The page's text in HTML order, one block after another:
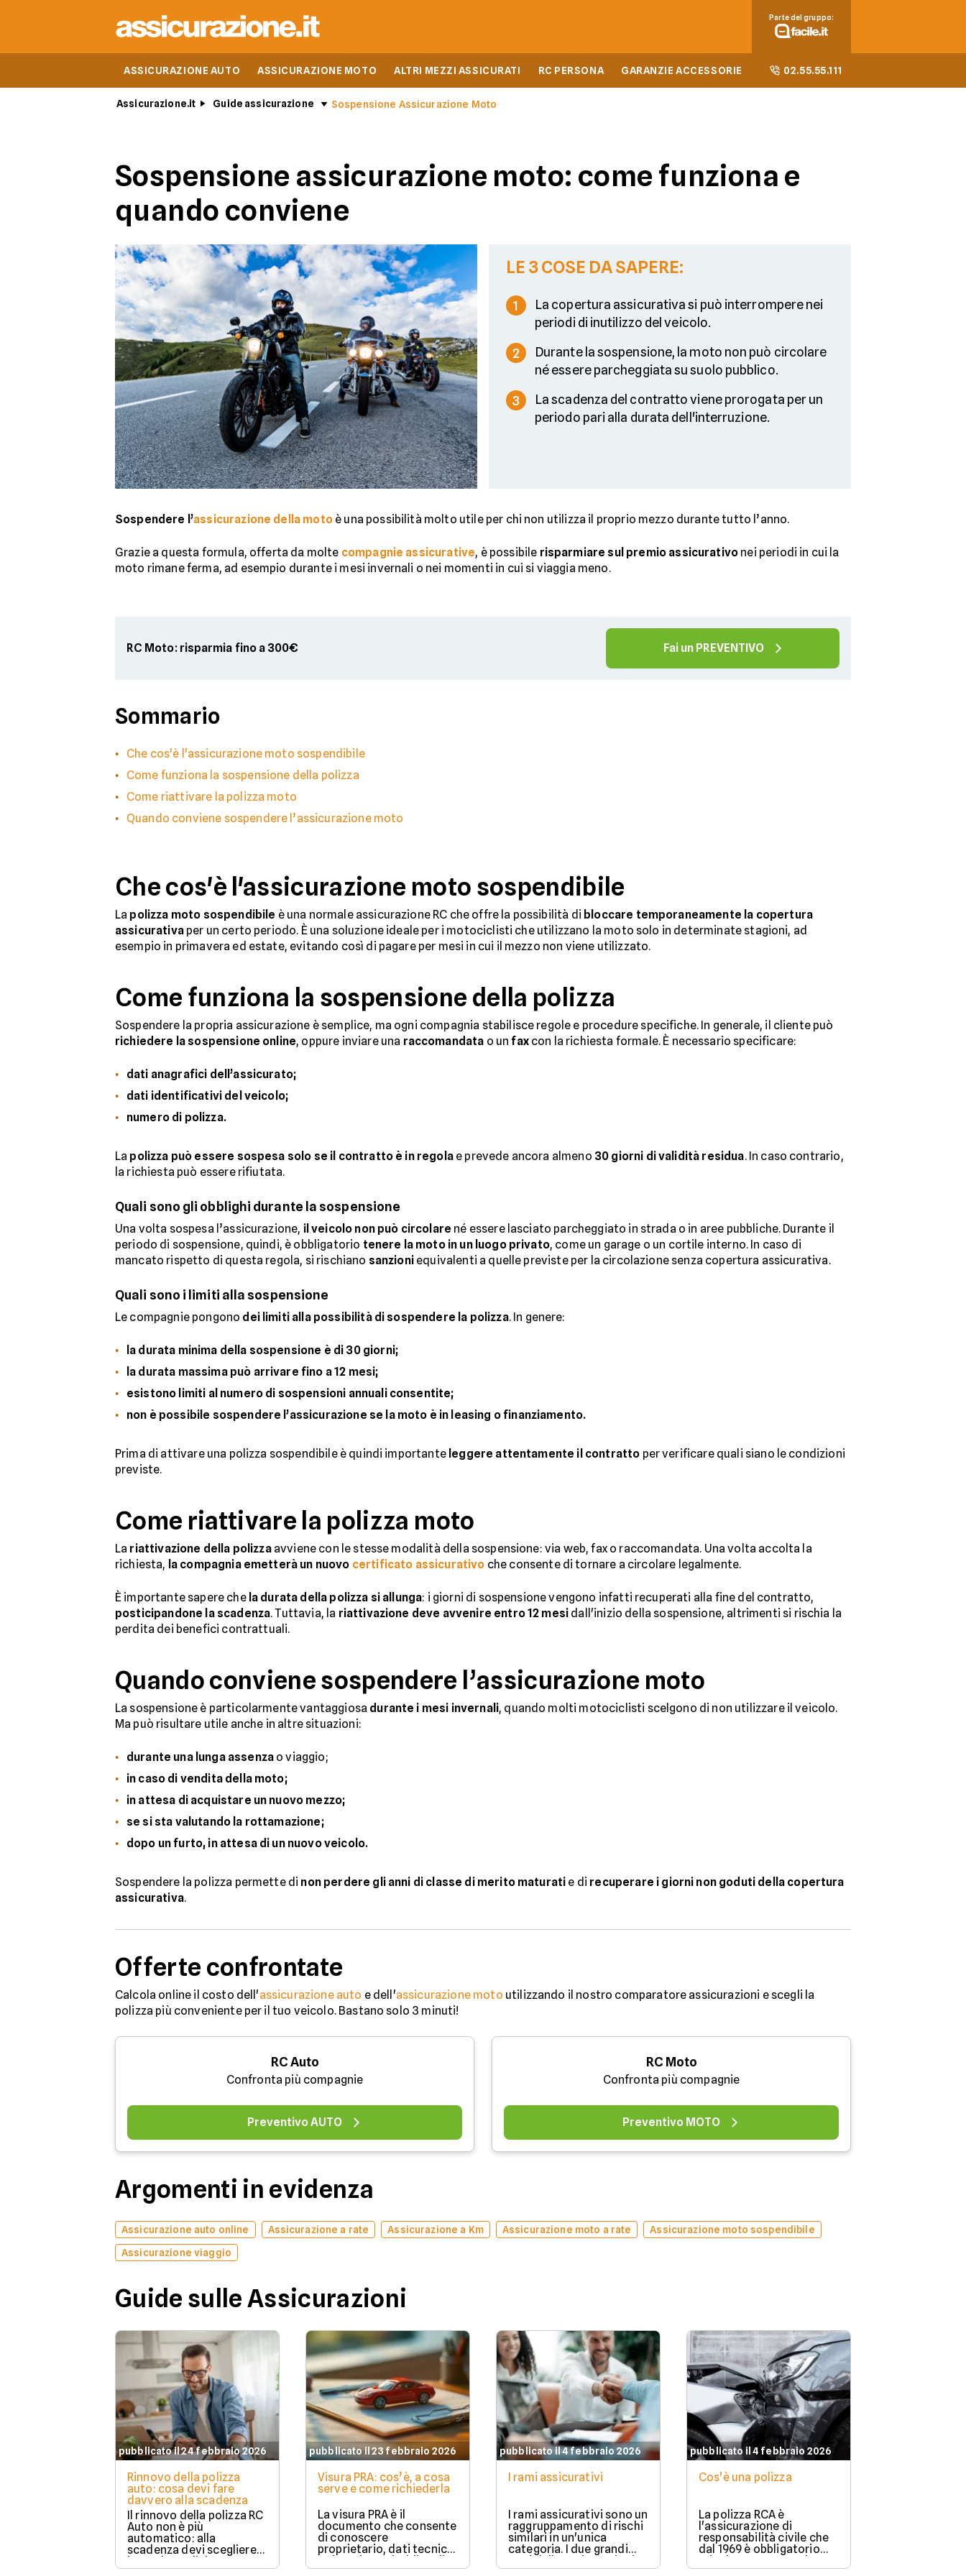
ASSICURAZIONE AUTO ASSICURAZIONE MOTO ALTRI MEZZI ASSICURATI RC PERSONA GARANZIE ACCESSORIE 02.55.55.111
Parte del gruppo:
Assicurazione.it Guide assicurazione Sospensione Assicurazione Moto
Sospensione assicurazione moto: come funziona e
quando conviene
LE 3 COSE DA SAPERE:
1
La copertura assicurativa si può interrompere nei
periodi di inutilizzo del veicolo.
2
Durante la sospensione, la moto non può circolare
né essere parcheggiata su suolo pubblico.
3
La scadenza del contratto viene prorogata per un
periodo pari alla durata dell'interruzione.
Sospendere l’assicurazione della motoè una possibilità molto utile per chi non utilizza il proprio mezzo durante tutto l’anno.
Grazie a questa formula, offerta da molte compagnie assicurative, è possibile risparmiare sul premio assicurativo nei periodi in cui la
moto rimane ferma, ad esempio durante i mesi invernali o nei momenti in cui si viaggia meno.
RC Moto: risparmia fino a 300€ Fai un PREVENTIVO
Sommario
Che cos'è l'assicurazione moto sospendibile
Come funziona la sospensione della polizza
Come riattivare la polizza moto
Quando conviene sospendere l’assicurazione moto
Che cos'è l'assicurazione moto sospendibile
La polizza moto sospendibile è una normale assicurazione RC che offre la possibilità di bloccare temporaneamente la copertura
assicurativaper un certo periodo. È una soluzione ideale per i motociclisti che utilizzano la moto solo in determinate stagioni, ad
esempio in primavera ed estate, evitando così di pagare per mesi in cui il mezzo non viene utilizzato.
Come funziona la sospensione della polizza
Sospendere la propria assicurazione è semplice, ma ogni compagnia stabilisce regole e procedure specifiche. In generale, il cliente può
richiedere la sospensione online, oppure inviare una raccomandata o unfaxcon la richiesta formale. È necessario specificare:
dati anagrafici dell’assicurato;
dati identificativi del veicolo;
numero di polizza.
La polizza può essere sospesa solo se il contratto è in regolae prevede ancora almeno 30 giorni di validità residua. In caso contrario,
la richiesta può essere rifiutata.
Quali sono gli obblighi durante la sospensione
Una volta sospesa l’assicurazione, il veicolo non può circolare né essere lasciato parcheggiato in strada o in aree pubbliche. Durante il
periodo di sospensione, quindi, è obbligatorio tenere la moto in un luogo privato, come un garage o un cortile interno. In caso di
mancato rispetto di questa regola, si rischiano sanzioniequivalenti a quelle previste per la circolazione senza copertura assicurativa.
Quali sono i limiti alla sospensione
Le compagnie pongono dei limiti alla possibilità di sospendere la polizza. In genere:
la durata minima della sospensione è di 30 giorni;
la durata massima può arrivare fino a 12 mesi;
esistono limiti al numero di sospensioni annuali consentite;
non è possibile sospendere l’assicurazione se la moto è in leasing o finanziamento.
Prima di attivare una polizza sospendibile è quindi importante leggere attentamente il contratto per verificare quali siano le condizioni
previste.
Come riattivare la polizza moto
La riattivazione della polizzaavviene con le stesse modalità della sospensione: via web, fax o raccomandata. Una volta accolta la
richiesta, la compagnia emetterà un nuovo certificato assicurativo che consente di tornare a circolare legalmente.
È importante sapere che la durata della polizza si allunga: i giorni di sospensione vengono infatti recuperati alla fine del contratto,
posticipandone la scadenza. Tuttavia, la riattivazione deve avvenire entro 12 mesi dall'inizio della sospensione, altrimenti si rischia la
perdita dei benefici contrattuali.
Quando conviene sospendere l’assicurazione moto
La sospensione è particolarmente vantaggiosa durante i mesi invernali, quando molti motociclisti scelgono di non utilizzare il veicolo.
Ma può risultare utile anche in altre situazioni:
durante una lunga assenza o viaggio;
in caso di vendita della moto;
in attesa di acquistare un nuovo mezzo;
se si sta valutando la rottamazione;
dopo un furto, in attesa di un nuovo veicolo.
Sospendere la polizza permette di non perdere gli anni di classe di merito maturati e di recuperare i giorni non goduti della copertura
assicurativa.
Offerte confrontate
Calcola online il costo dell'assicurazione auto e dell'assicurazione moto utilizzando il nostro comparatore assicurazioni e scegli la
polizza più conveniente per il tuo veicolo. Bastano solo 3 minuti!
RC Auto
Confronta più compagnie
Preventivo AUTO
RC Moto
Confronta più compagnie
Preventivo MOTO
Argomenti in evidenza
Assicurazione auto online Assicurazione a rate Assicurazione a Km Assicurazione moto a rate
Assicurazione moto sospendibile
Assicurazione viaggio
Guide sulle Assicurazioni
pubblicato il 24 febbraio 2026
Rinnovo della polizza
auto: cosa devi fare
davvero alla scadenza
Il rinnovo della polizza RC
Auto non è più
automatico: alla
scadenza devi scegliere
in modo esplicito se
rinnovare con la stessa
pubblicato il 23 febbraio 2026
Visura PRA: cos’è, a cosa
serve e come richiederla
La visura PRA è il
documento che consente
di conoscere
proprietario, dati tecnici
e situazione giuridica di
un veicolo iscritto al
pubblicato il 4 febbraio 2026
I rami assicurativi
I rami assicurativi sono un
raggruppamento di rischi
similari in un'unica
categoria. I due grandi
rami delle assicurazioni
sono il ramo danni e il
pubblicato il 4 febbraio 2026
Cos'è una polizza
La polizza RCA è
l'assicurazione di
responsabilità civile che
dal 1969 è obbligatorio
stipulare per possedere e
guidare in Italia un